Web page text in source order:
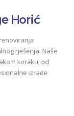
Horić
rješenja. Naše
koraku, od
izrade